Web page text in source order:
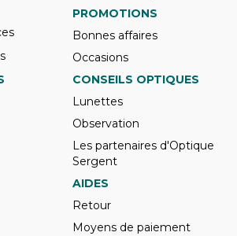
PROMOTIONS
Bonnes affaires
Occasions
CONSEILS OPTIQUES
Lunettes
Observation
Les partenaires d'Optique
Sergent
AIDES
Retour
Moyens de paiement